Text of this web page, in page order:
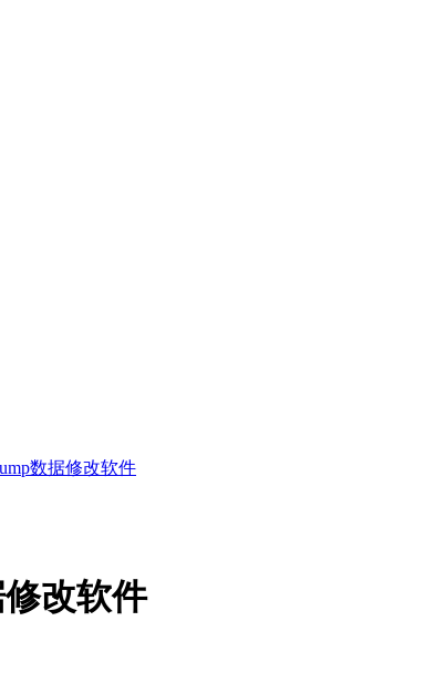
数据修改软件
改软件